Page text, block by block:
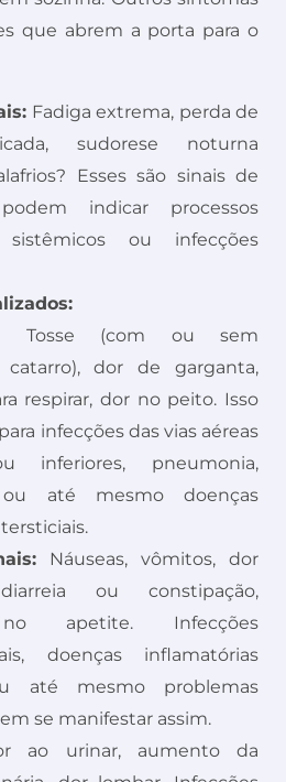
que abrem a porta para o
Fadiga extrema, perda de
sudorese noturna
Esses são sinais de
indicar processos
sistêmicos ou infecções
Tosse (com ou sem
dor de garganta,
respirar, dor no peito. Isso
infecções das vias aéreas
inferiores, pneumonia,
ou até mesmo doenças
Náuseas, vômitos, dor
ou constipação,
no apetite. Infecções
doenças inflamatórias
até mesmo problemas
se manifestar assim.
ao urinar, aumento da